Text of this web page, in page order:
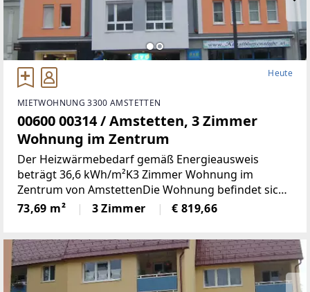
Heute
MIETWOHNUNG 3300 AMSTETTEN
00600 00314 / Amstetten, 3 Zimmer
Wohnung im Zentrum
Der Heizwärmebedarf gemäß Energieausweis
beträgt 36,6 kWh/m²K3 Zimmer Wohnung im
Zentrum von AmstettenDie Wohnung befindet sich
1. OG mit 73,69 m² Wohnnutzfläche und besteht aus
folgenden Räumen:Großzügiger Wohnraum
73,69 m² 3 Zimmer € 819,66